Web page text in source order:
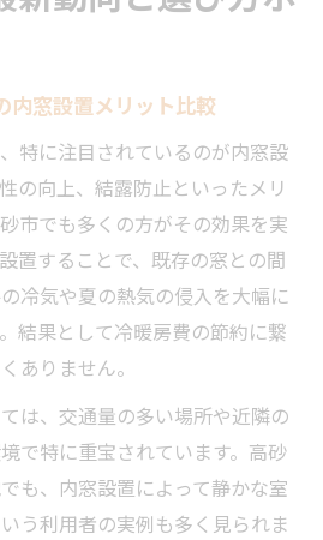
内窓設置メリット比較
特に注目されているのが内窓設
の向上、結露防止といったメリ
市でも多くの方がその効果を実
置することで、既存の窓との間
冷気や夏の熱気の侵入を大幅に
結果として冷暖房費の節約に繋
ありません。
は、交通量の多い場所や近隣の
で特に重宝されています。高砂
も、内窓設置によって静かな室
う利用者の実例も多く見られま